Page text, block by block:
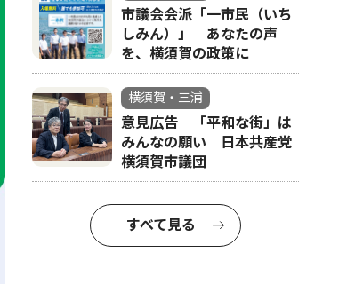
市議会会派「一市民（いち
しみん）」 あなたの声
を、横須賀の政策に
横須賀・三浦
意見広告 「平和な街」は
みんなの願い 日本共産党
横須賀市議団
すべて見る